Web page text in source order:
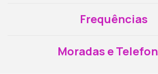
Frequências
Moradas e